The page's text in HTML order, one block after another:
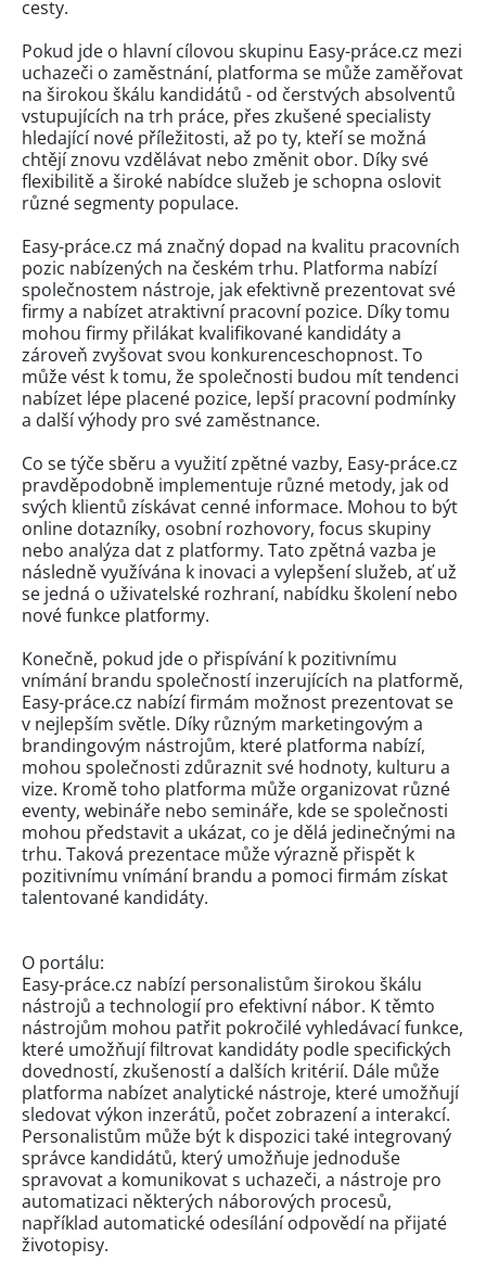
cesty.
Pokud jde o hlavní cílovou skupinu Easy-práce.cz mezi
uchazeči o zaměstnání, platforma se může zaměřovat
na širokou škálu kandidátů - od čerstvých absolventů
vstupujících na trh práce, přes zkušené specialisty
hledající nové příležitosti, až po ty, kteří se možná
chtějí znovu vzdělávat nebo změnit obor. Díky své
flexibilitě a široké nabídce služeb je schopna oslovit
různé segmenty populace.
Easy-práce.cz má značný dopad na kvalitu pracovních
pozic nabízených na českém trhu. Platforma nabízí
společnostem nástroje, jak efektivně prezentovat své
firmy a nabízet atraktivní pracovní pozice. Díky tomu
mohou firmy přilákat kvalifikované kandidáty a
zároveň zvyšovat svou konkurenceschopnost. To
může vést k tomu, že společnosti budou mít tendenci
nabízet lépe placené pozice, lepší pracovní podmínky
a další výhody pro své zaměstnance.
Co se týče sběru a využití zpětné vazby, Easy-práce.cz
pravděpodobně implementuje různé metody, jak od
svých klientů získávat cenné informace. Mohou to být
online dotazníky, osobní rozhovory, focus skupiny
nebo analýza dat z platformy. Tato zpětná vazba je
následně využívána k inovaci a vylepšení služeb, ať už
se jedná o uživatelské rozhraní, nabídku školení nebo
nové funkce platformy.
Konečně, pokud jde o přispívání k pozitivnímu
vnímání brandu společností inzerujících na platformě,
Easy-práce.cz nabízí firmám možnost prezentovat se
v nejlepším světle. Díky různým marketingovým a
brandingovým nástrojům, které platforma nabízí,
mohou společnosti zdůraznit své hodnoty, kulturu a
vize. Kromě toho platforma může organizovat různé
eventy, webináře nebo semináře, kde se společnosti
mohou představit a ukázat, co je dělá jedinečnými na
trhu. Taková prezentace může výrazně přispět k
pozitivnímu vnímání brandu a pomoci firmám získat
talentované kandidáty.
O portálu:
Easy-práce.cz nabízí personalistům širokou škálu
nástrojů a technologií pro efektivní nábor. K těmto
nástrojům mohou patřit pokročilé vyhledávací funkce,
které umožňují filtrovat kandidáty podle specifických
dovedností, zkušeností a dalších kritérií. Dále může
platforma nabízet analytické nástroje, které umožňují
sledovat výkon inzerátů, počet zobrazení a interakcí.
Personalistům může být k dispozici také integrovaný
správce kandidátů, který umožňuje jednoduše
spravovat a komunikovat s uchazeči, a nástroje pro
automatizaci některých náborových procesů,
například automatické odesílání odpovědí na přijaté
životopisy.